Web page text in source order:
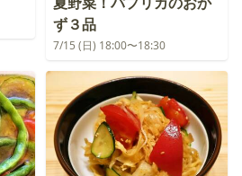
ず３品
7/15 (日) 18:00〜18:30